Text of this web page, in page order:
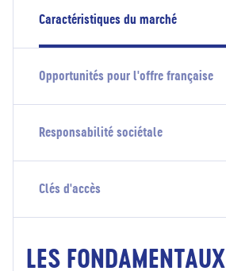
Caractéristiques du marché
Opportunités pour l'offre française
Responsabilité sociétale
Clés d'accès
LES FONDAMENTAUX